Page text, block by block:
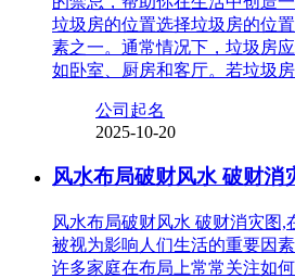
垃圾房的位置选择垃圾房的位
素之一。通常情况下，垃圾房
如卧室、厨房和客厅。若垃圾
公司起名
2025-10-20
风水布局破财风水 破财消
风水布局破财风水 破财消灾图,
被视为影响人们生活的重要因
许多家庭在布局上常常关注如